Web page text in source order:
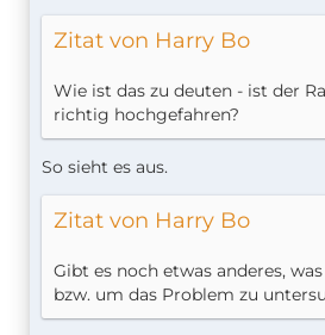
Zitat von Harry Bo
Wie ist das zu deuten - ist der
richtig hochgefahren?
So sieht es aus.
Zitat von Harry Bo
Gibt es noch etwas anderes,
bzw. um das Problem zu